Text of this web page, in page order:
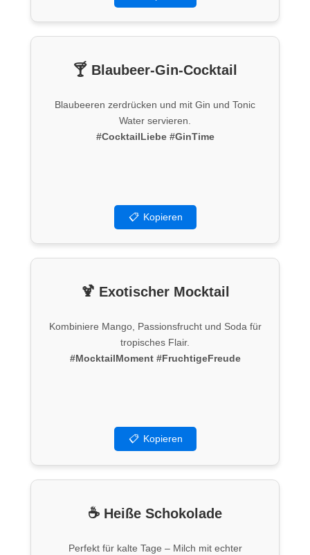
🍸 Blaubeer-Gin-Cocktail
Blaubeeren zerdrücken und mit Gin und Tonic
Water servieren.
#CocktailLiebe #GinTime
📋 Kopieren
🍹 Exotischer Mocktail
Kombiniere Mango, Passionsfrucht und Soda für
tropisches Flair.
#MocktailMoment #FruchtigeFreude
📋 Kopieren
☕ Heiße Schokolade
Perfekt für kalte Tage – Milch mit echter